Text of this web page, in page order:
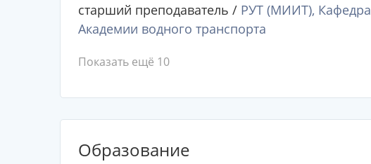
старший преподаватель / РУТ (МИИТ), Кафедра
Академии водного транспорта
Показать ещё 10
Образование